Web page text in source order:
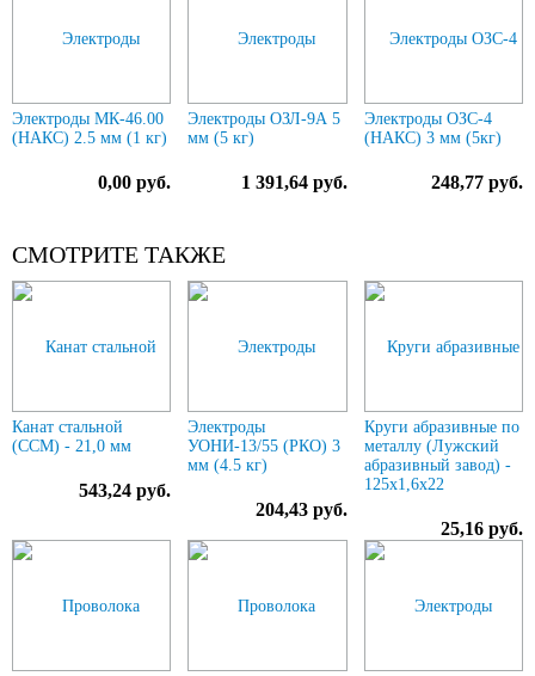
Электроды МК-46.00
(НАКС) 2.5 мм (1 кг)
0,00 руб.
Электроды ОЗЛ-9А 5
мм (5 кг)
1 391,64 руб.
Электроды ОЗС-4
(НАКС) 3 мм (5кг)
248,77 руб.
СМОТРИТЕ ТАКЖЕ
Канат стальной
(ССМ) - 21,0 мм
543,24 руб.
Электроды
УОНИ-13/55 (РКО) 3
мм (4.5 кг)
204,43 руб.
Круги абразивные по
металлу (Лужский
абразивный завод) -
125х1,6х22
25,16 руб.